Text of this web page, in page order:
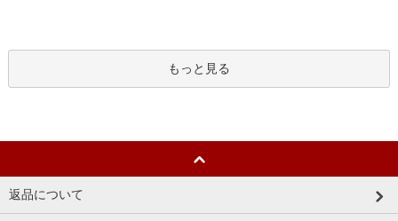
もっと見る
返品について